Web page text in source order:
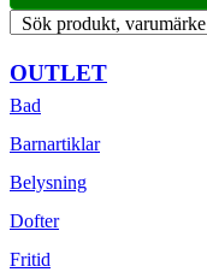
Sök produkt, varumärke
OUTLET
Bad
Barnartiklar
Belysning
Dofter
Fritid